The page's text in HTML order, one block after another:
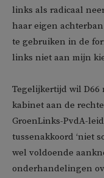
links als radicaal
haar eigen
te gebruiken in de
links niet aan mijn
Tegelijkertijd wil D66
kabinet aan de
GroenLinks-PvdA-
tussenakkoord ‘niet
wel voldoende
onderhandelingen